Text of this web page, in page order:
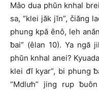
Mâo dua phŭn knhal
sa, “klei jăk jĭn”, čiăng
phung kpă ênô, leh
ƀai” (êlan 10). Ya ngă
phŭn knhal anei?
klei đĭ kyar”, bi phung
“Mdlưh” jing rup